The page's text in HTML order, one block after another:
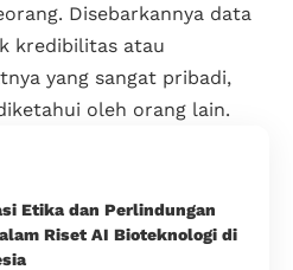
Disebarkannya data
kredibilitas atau
yang sangat pribadi,
oleh orang lain.
Etika dan Perlindungan
Riset AI Bioteknologi di